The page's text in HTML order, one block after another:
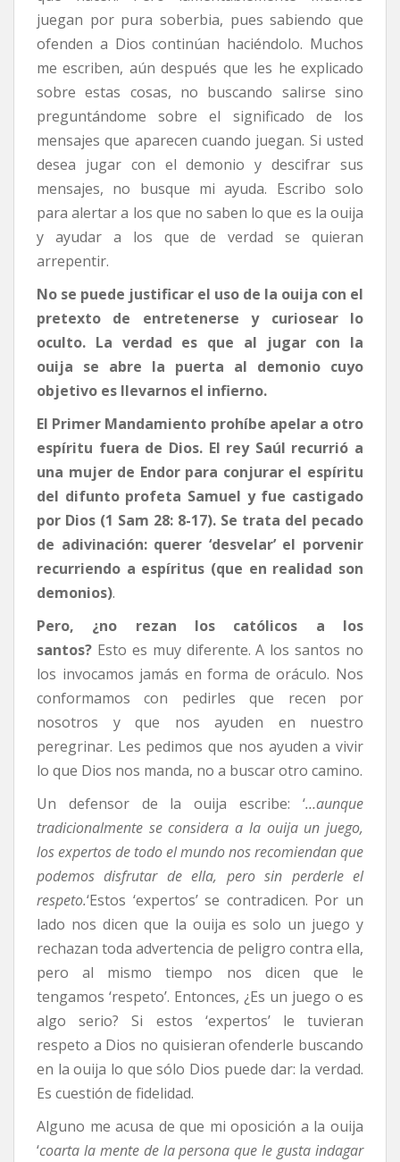
juegan por pura soberbia, pues sabiendo que
ofenden a Dios continúan haciéndolo. Muchos
me escriben, aún después que les he explicado
sobre estas cosas, no buscando salirse sino
preguntándome sobre el significado de los
mensajes que aparecen cuando juegan. Si usted
desea jugar con el demonio y descifrar sus
mensajes, no busque mi ayuda. Escribo solo
para alertar a los que no saben lo que es la ouija
y ayudar a los que de verdad se quieran
arrepentir.
No se puede justificar el uso de la ouija con el
pretexto de entretenerse y curiosear lo
oculto. La verdad es que al jugar con la
ouija se abre la puerta al demonio cuyo
objetivo es llevarnos el infierno.
El Primer Mandamiento prohíbe apelar a otro
espíritu fuera de Dios. El rey Saúl recurrió a
una mujer de Endor para conjurar el espíritu
del difunto profeta Samuel y fue castigado
por Dios (1 Sam 28: 8-17). Se trata del pecado
de adivinación: querer ‘desvelar’ el porvenir
recurriendo a espíritus (que en realidad son
demonios).
Pero, ¿no rezan los católicos a los
santos? Esto es muy diferente. A los santos no
los invocamos jamás en forma de oráculo. Nos
conformamos con pedirles que recen por
nosotros y que nos ayuden en nuestro
peregrinar. Les pedimos que nos ayuden a vivir
lo que Dios nos manda, no a buscar otro camino.
Un defensor de la ouija escribe: ‘…aunque
tradicionalmente se considera a la ouija un juego,
los expertos de todo el mundo nos recomiendan que
podemos disfrutar de ella, pero sin perderle el
respeto.‘Estos ‘expertos’ se contradicen. Por un
lado nos dicen que la ouija es solo un juego y
rechazan toda advertencia de peligro contra ella,
pero al mismo tiempo nos dicen que le
tengamos ‘respeto’. Entonces, ¿Es un juego o es
algo serio? Si estos ‘expertos’ le tuvieran
respeto a Dios no quisieran ofenderle buscando
en la ouija lo que sólo Dios puede dar: la verdad.
Es cuestión de fidelidad.
Alguno me acusa de que mi oposición a la ouija
‘coarta la mente de la persona que le gusta indagar